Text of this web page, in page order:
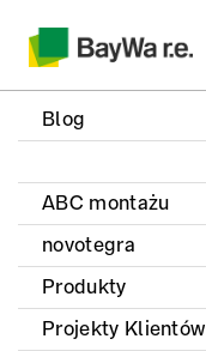
Blog
ABC montażu
novotegra
Produkty
Projekty Klientów